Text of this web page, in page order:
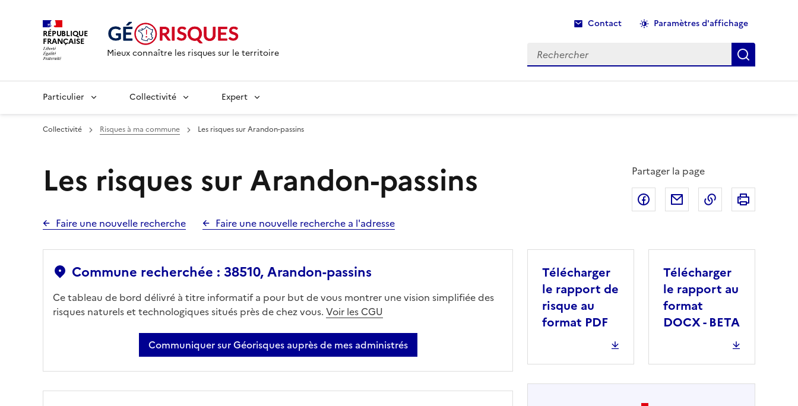
RÉPUBLIQUE
FRANÇAISE
Mieux connaître les risques sur le territoire
Contact Paramètres d'affichage
Rechercher Recherche
Particulier Collectivité Expert
Collectivité Risques à ma commune Les risques sur Arandon-passins
Les risques sur Arandon-passins
Faire une nouvelle recherche Faire une nouvelle recherche a l'adresse
Partager la page
Partager sur Facebook
Partager par email
Copier dans le
Commune recherchée : 38510, Arandon-passins
Ce tableau de bord délivré à titre informatif a pour but de vous montrer une vision simplifiée des
risques naturels et technologiques situés près de chez vous. Voir les CGU
Communiquer sur Géorisques auprès de mes administrés
Télécharger
le rapport de
risque au
format PDF
Télécharger
le rapport au
format
DOCX - BETA